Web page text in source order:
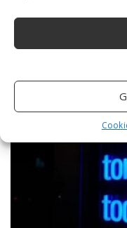
I migliori